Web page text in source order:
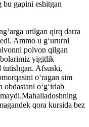
gapini eshitgan
urilgan qirq darra
Ammo u g‘ururni
polvon qilgan
yigitlik
tutishgan. Afsuski,
o‘ragan sim
o‘g‘irlab
qora kursida bez